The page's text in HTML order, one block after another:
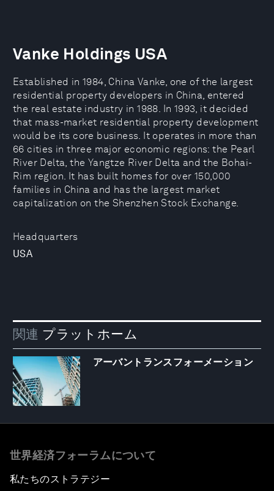
Headquarters
USA
Vanke Holdings USA
Established in 1984, China Vanke, one of the largest
residential property developers in China, entered
the real estate industry in 1988. In 1993, it decided
that mass-market residential property development
would be its core business. It operates in more than
66 cities in three major economic regions: the Pearl
River Delta, the Yangtze River Delta and the Bohai-
Rim region. It has built homes for over 150,000
families in China and has the largest market
capitalization on the Shenzhen Stock Exchange.
関連 プラットホーム
アーバントランスフォーメーション
世界経済フォーラムについて
私たちのストラテジー